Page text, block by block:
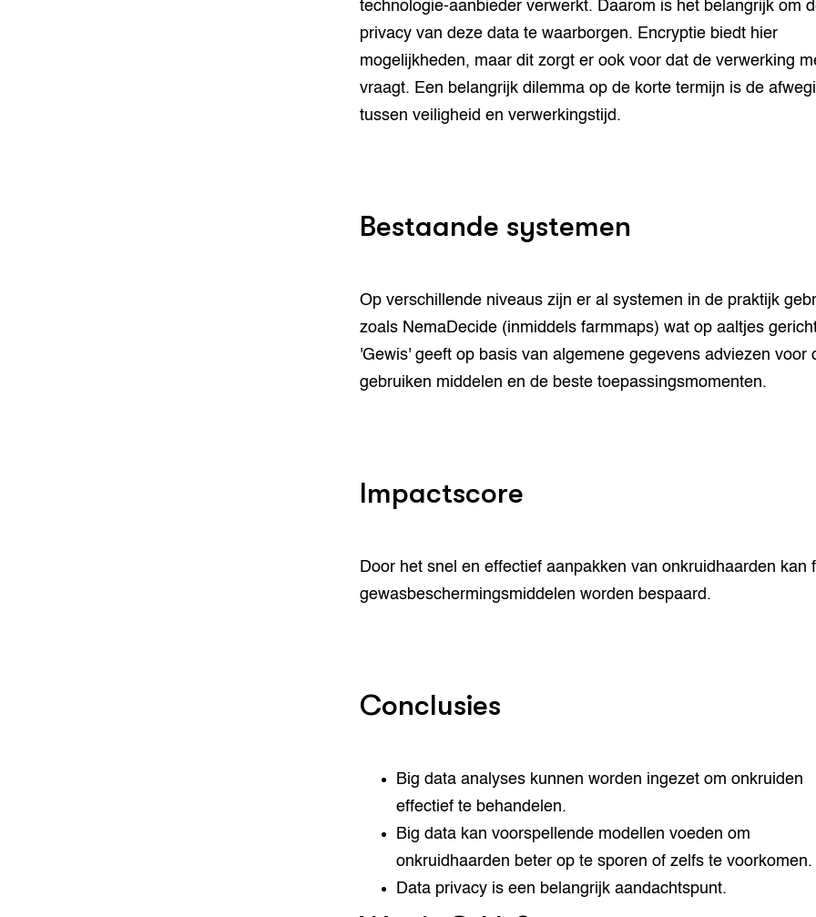
technologie-aanbieder verwerkt. Daarom is het belangrijk om
privacy van deze data te waarborgen. Encryptie biedt hier
mogelijkheden, maar dit zorgt er ook voor dat de verwerking
vraagt. Een belangrijk dilemma op de korte termijn is de
tussen veiligheid en verwerkingstijd.
Bestaande systemen
Op verschillende niveaus zijn er al systemen in de praktijk
zoals NemaDecide (inmiddels farmmaps) wat op aaltjes
'Gewis' geeft op basis van algemene gegevens adviezen voor
gebruiken middelen en de beste toepassingsmomenten.
Impactscore
Door het snel en effectief aanpakken van onkruidhaarden kan
gewasbeschermingsmiddelen worden bespaard.
Conclusies
Big data analyses kunnen worden ingezet om onkruiden
effectief te behandelen.
Big data kan voorspellende modellen voeden om
onkruidhaarden beter op te sporen of zelfs te voorkomen.
Data privacy is een belangrijk aandachtspunt.